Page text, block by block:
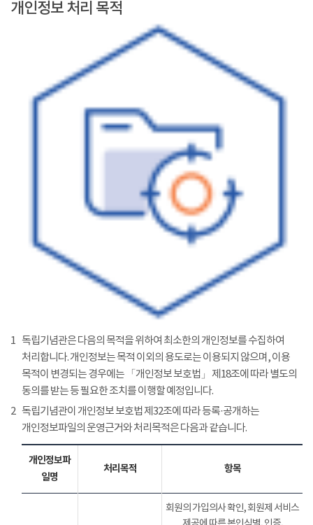
개인정보 처리 목적
1 독립기념관은 다음의 목적을 위하여 최소한의 개인정보를 수집하여
처리합니다. 개인정보는 목적 이외의 용도로는 이용되지 않으며, 이용
목적이 변경되는 경우에는 「개인정보 보호법」 제18조에 따라 별도의
동의를 받는 등 필요한 조치를 이행할 예정입니다.
2 독립기념관이 개인정보 보호법 제32조에 따라 등록·공개하는
개인정보파일의 운영근거와 처리목적은 다음과 같습니다.
개인정보파
일명
처리목적 항목
회원의 가입의사 확인, 회원제 서비스